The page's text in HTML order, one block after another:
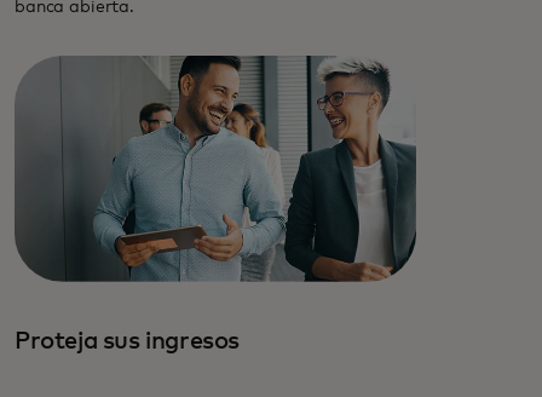
banca abierta.
Proteja sus ingresos